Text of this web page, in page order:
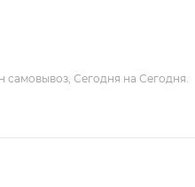
самовывоз, Сегодня на Сегодня.